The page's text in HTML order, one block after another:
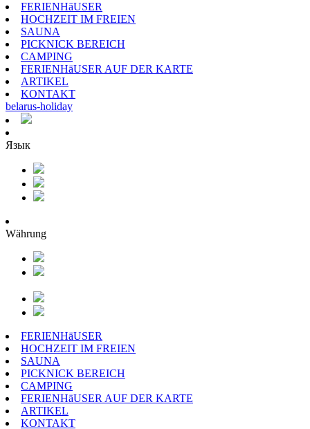
FERIENHäUSER
HOCHZEIT IM FREIEN
SAUNA
PICKNICK BEREICH
CAMPING
FERIENHäUSER AUF DER KARTE
ARTIKEL
KONTAKT
belarus-holiday
Язык
Währung
FERIENHäUSER
HOCHZEIT IM FREIEN
SAUNA
PICKNICK BEREICH
CAMPING
FERIENHäUSER AUF DER KARTE
ARTIKEL
KONTAKT